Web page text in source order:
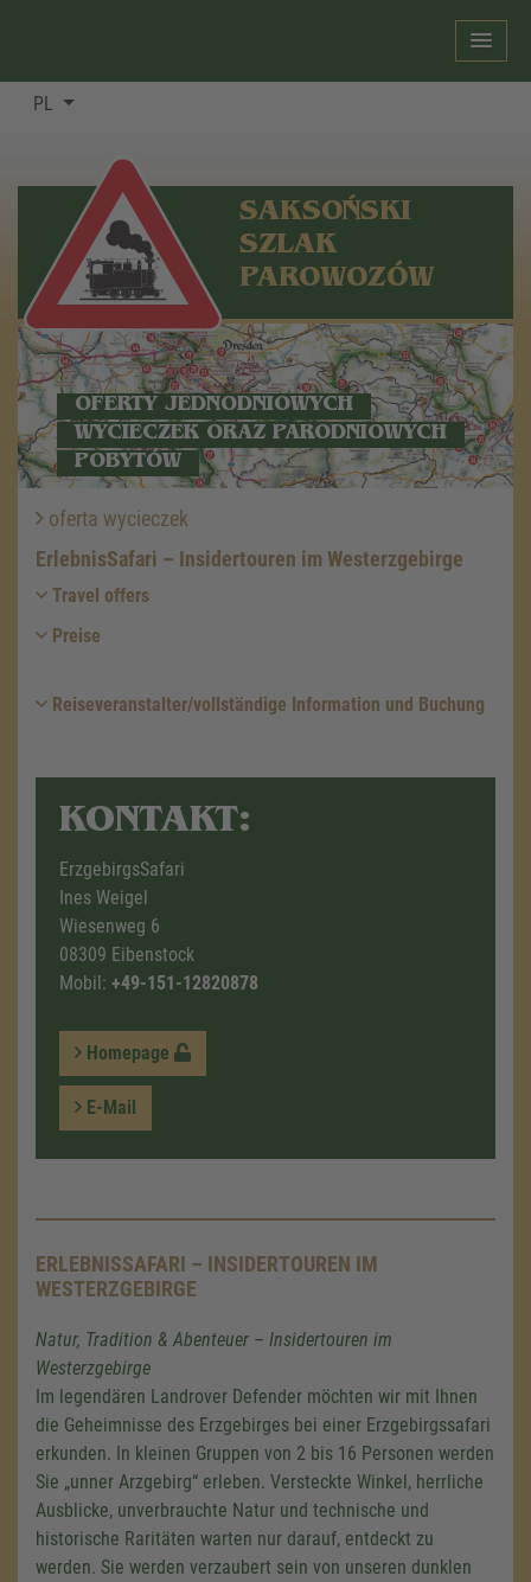
PL
SAKSOŃSKI
SZLAK
PAROWOZÓW
OFERTY JEDNODNIOWYCH
WYCIECZEK ORAZ PARODNIOWYCH
POBYTÓW
oferta wycieczek
ErlebnisSafari – Insidertouren im Westerzgebirge
Travel offers
Preise
Reiseveranstalter/vollständige Information und Buchung
KONTAKT:
ErzgebirgsSafari
Ines Weigel
Wiesenweg 6
08309 Eibenstock
Mobil: +49-151-12820878
Homepage
E-Mail
ERLEBNISSAFARI – INSIDERTOUREN IM
WESTERZGEBIRGE
Natur, Tradition & Abenteuer – Insidertouren im
Westerzgebirge
Im legendären Landrover Defender möchten wir mit Ihnen
die Geheimnisse des Erzgebirges bei einer Erzgebirgssafari
erkunden. In kleinen Gruppen von 2 bis 16 Personen werden
Sie „unner Arzgebirg“ erleben. Versteckte Winkel, herrliche
Ausblicke, unverbrauchte Natur und technische und
historische Raritäten warten nur darauf, entdeckt zu
werden. Sie werden verzaubert sein von unseren dunklen